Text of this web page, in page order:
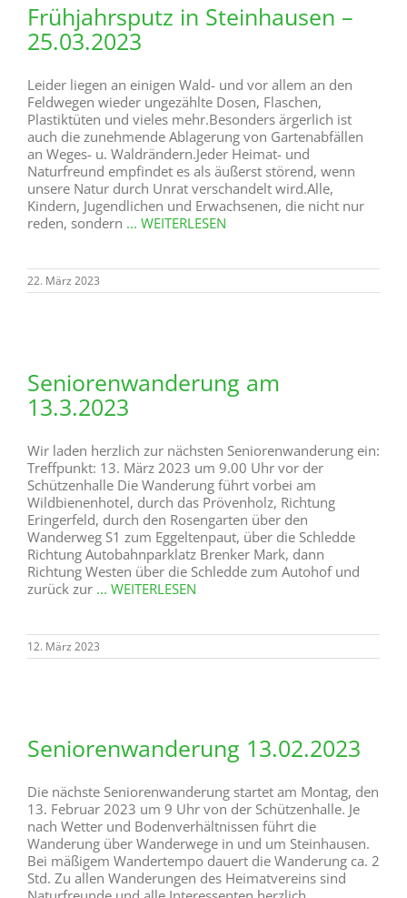
Frühjahrsputz in Steinhausen –
25.03.2023
Leider liegen an einigen Wald- und vor allem an den
Feldwegen wieder ungezählte Dosen, Flaschen,
Plastiktüten und vieles mehr.Besonders ärgerlich ist
auch die zunehmende Ablagerung von Gartenabfällen
an Weges- u. Waldrändern.Jeder Heimat- und
Naturfreund empfindet es als äußerst störend, wenn
unsere Natur durch Unrat verschandelt wird.Alle,
Kindern, Jugendlichen und Erwachsenen, die nicht nur
reden, sondern ... WEITERLESEN
22. März 2023
Seniorenwanderung am
13.3.2023
Wir laden herzlich zur nächsten Seniorenwanderung ein:
Treffpunkt: 13. März 2023 um 9.00 Uhr vor der
Schützenhalle Die Wanderung führt vorbei am
Wildbienenhotel, durch das Prövenholz, Richtung
Eringerfeld, durch den Rosengarten über den
Wanderweg S1 zum Eggeltenpaut, über die Schledde
Richtung Autobahnparklatz Brenker Mark, dann
Richtung Westen über die Schledde zum Autohof und
zurück zur ... WEITERLESEN
12. März 2023
Seniorenwanderung 13.02.2023
Die nächste Seniorenwanderung startet am Montag, den
13. Februar 2023 um 9 Uhr von der Schützenhalle. Je
nach Wetter und Bodenverhältnissen führt die
Wanderung über Wanderwege in und um Steinhausen.
Bei mäßigem Wandertempo dauert die Wanderung ca. 2
Std. Zu allen Wanderungen des Heimatvereins sind